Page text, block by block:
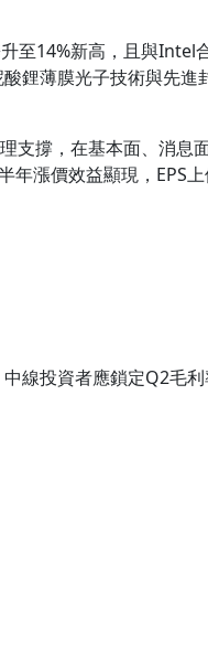
至14%新高，且與Intel
鋰薄膜光子技術與先進
支撐，在基本面、消息
漲價效益顯現，EPS
線投資者應鎖定Q2毛